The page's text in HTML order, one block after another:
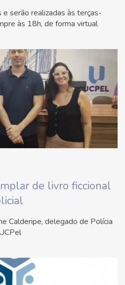
serão realizadas às terças-
às 18h, de forma virtual
de livro ficcional
Calderipe, delegado de Polícia